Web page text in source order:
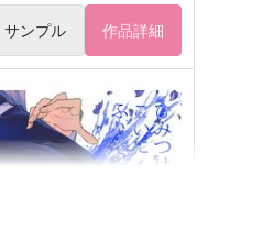
サンプル 作品詳細